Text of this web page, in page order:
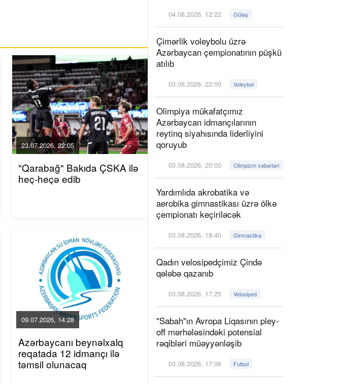
23.07.2026, 22:05
"Qarabağ" Bakıda ÇSKA ilə
heç-heçə edib
09.07.2026, 14:28
Azərbaycanı beynəlxalq
reqatada 12 idmançı ilə
təmsil olunacaq
04.08.2026, 12:22 Güləş
Çimərlik voleybolu üzrə
Azərbaycan çempionatının püşkü
atılıb
03.08.2026, 22:00 Voleybol
Olimpiya mükafatçımız
Azərbaycan idmançılarının
reytinq siyahısında liderliyini
qoruyub
03.08.2026, 20:00 Olimpizm xəbərləri
Yardımlıda akrobatika və
aerobika gimnastikası üzrə ölkə
çempionatı keçiriləcək
03.08.2026, 18:40 Gimnastika
Qadın velosipedçimiz Çində
qələbə qazanıb
03.08.2026, 17:25 Velosiped
"Sabah"ın Avropa Liqasının pley-
off mərhələsindəki potensial
rəqibləri müəyyənləşib
03.08.2026, 17:06 Futbol